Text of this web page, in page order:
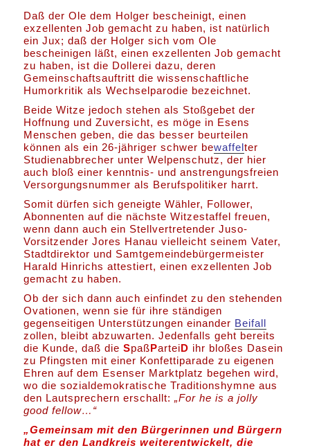
Daß der Ole dem Holger bescheinigt, einen
exzellenten Job gemacht zu haben, ist natürlich
ein Jux; daß der Holger sich vom Ole
bescheinigen läßt, einen exzellenten Job gemacht
zu haben, ist die Dollerei dazu, deren
Gemeinschaftsauftritt die wissenschaftliche
Humorkritik als Wechselparodie bezeichnet.
Beide Witze jedoch stehen als Stoßgebet der
Hoffnung und Zuversicht, es möge in Esens
Menschen geben, die das besser beurteilen
können als ein 26-jähriger schwer bewaffelter
Studienabbrecher unter Welpenschutz, der hier
auch bloß einer kenntnis- und anstrengungsfreien
Versorgungsnummer als Berufspolitiker harrt.
Somit dürfen sich geneigte Wähler, Follower,
Abonnenten auf die nächste Witzestaffel freuen,
wenn dann auch ein Stellvertretender Juso-
Vorsitzender Jores Hanau vielleicht seinem Vater,
Stadtdirektor und Samtgemeindebürgermeister
Harald Hinrichs attestiert, einen exzellenten Job
gemacht zu haben.
Ob der sich dann auch einfindet zu den stehenden
Ovationen, wenn sie für ihre ständigen
gegenseitigen Unterstützungen einander Beifall
zollen, bleibt abzuwarten. Jedenfalls geht bereits
die Kunde, daß dieSpaßParteiD ihr bloßes Dasein
zu Pfingsten mit einer Konfettiparade zu eigenen
Ehren auf dem Esenser Marktplatz begehen wird,
wo die sozialdemokratische Traditionshymne aus
den Lautsprechern erschallt:„For he is a jolly
good fellow…“
„Gemeinsam mit den Bürgerinnen und Bürgern
hat er den Landkreis weiterentwickelt, die